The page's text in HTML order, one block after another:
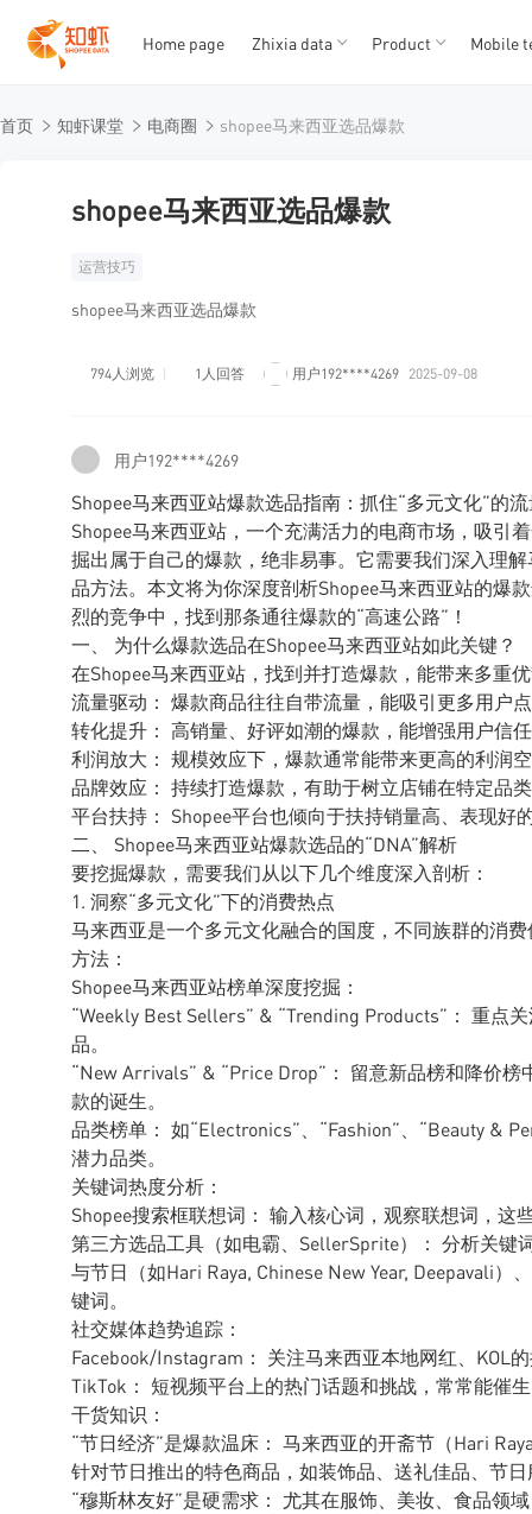
12345
Home page Zhixia data Product Mobile
首页 知虾课堂 电商圈 shopee马来西亚选品爆款
shopee马来西亚选品爆款
运营技巧
shopee马来西亚选品爆款
794人浏览 1人回答 用户192****4269 2025-09-08
用户192****4269
Shopee马来西亚站爆款选品指南：抓住“多元文化”的
Shopee马来西亚站，一个充满活力的电商市场，吸引
掘出属于自己的爆款，绝非易事。它需要我们深入理
品方法。本文将为你深度剖析Shopee马来西亚站的爆
烈的竞争中，找到那条通往爆款的“高速公路”！
一、 为什么爆款选品在Shopee马来西亚站如此关键？
在Shopee马来西亚站，找到并打造爆款，能带来多重
流量驱动： 爆款商品往往自带流量，能吸引更多用户
转化提升： 高销量、好评如潮的爆款，能增强用户信
利润放大： 规模效应下，爆款通常能带来更高的利润
品牌效应： 持续打造爆款，有助于树立店铺在特定品
平台扶持： Shopee平台也倾向于扶持销量高、表现好
二、 Shopee马来西亚站爆款选品的“DNA”解析
要挖掘爆款，需要我们从以下几个维度深入剖析：
1. 洞察“多元文化”下的消费热点
马来西亚是一个多元文化融合的国度，不同族群的消
方法：
Shopee马来西亚站榜单深度挖掘：
“Weekly Best Sellers” & “Trending Products”： 重点
品。
“New Arrivals” & “Price Drop”： 留意新品榜和降价
款的诞生。
品类榜单： 如“Electronics”、“Fashion”、“Beauty &
潜力品类。
关键词热度分析：
Shopee搜索框联想词： 输入核心词，观察联想词，这
第三方选品工具（如电霸、SellerSprite）： 分析关键
与节日（如Hari Raya, Chinese New Year, Deepavali
键词。
社交媒体趋势追踪：
Facebook/Instagram： 关注马来西亚本地网红、KOL
TikTok： 短视频平台上的热门话题和挑战，常常能催
干货知识：
“节日经济”是爆款温床： 马来西亚的开斋节（Hari
针对节日推出的特色商品，如装饰品、送礼佳品、节
“穆斯林友好”是硬需求： 尤其在服饰、美妆、食品领